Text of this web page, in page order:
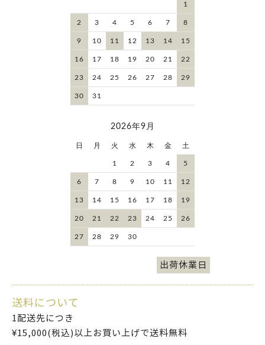
1
2 3 4 5 6 7 8
9 10 11 12 13 14 15
16 17 18 19 20 21 22
23 24 25 26 27 28 29
30 31
2026年9月
日 月 火 水 木 金 土
1 2 3 4 5
6 7 8 9 10 11 12
13 14 15 16 17 18 19
20 21 22 23 24 25 26
27 28 29 30
出荷休業日
送料について
1配送先につき
¥15,000(税込)以上お買い上げで送料無料